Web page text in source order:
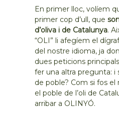
En primer lloc, volíem
primer cop d’ull, que
d’oliva i de Catalunya.
“OLI” li afegíem el
del nostre idioma, ja
dues peticions
fer una altra pregunta: i
de poble? Com si fos el
el poble de l’oli de
arribar a OLINYÓ.